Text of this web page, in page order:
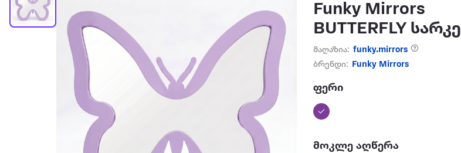
Funky Mirrors
BUTTERFLY სარკე
მაღაზია: funky.mirrors
ბრენდი: Funky Mirrors
ფერი
მოკლე აღწერა